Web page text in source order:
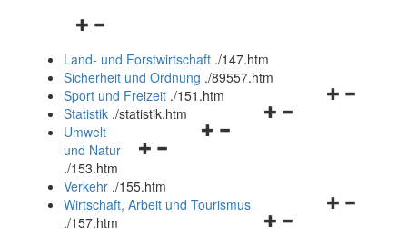
Navigationsmenü
und
schließen
Land- und Forstwirtschaft ./147.htm
Sicherheit und Ordnung ./89557.htm
Navigationsmenü
Sport und Freizeit ./151.htm
Navigationsmenü
Statistik ./statistik.htm
Navigationsmenü
und
schließen
Umwelt
und Natur
./153.htm
Verkehr ./155.htm
Navigationsmenü
Wirtschaft, Arbeit und Tourismus
./157.htm